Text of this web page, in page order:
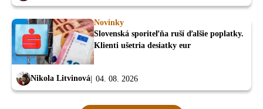
Novinky
Slovenská sporiteľňa ruší ďalšie poplatky.
Klienti ušetria desiatky eur
Nikola Litvinová 04. 08. 2026